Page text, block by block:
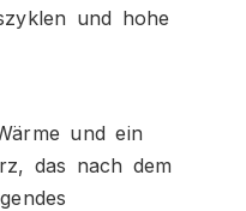
und hohe
und ein
das nach dem